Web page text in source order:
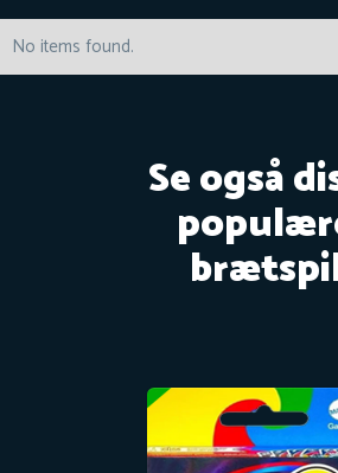
No items found.
Se også